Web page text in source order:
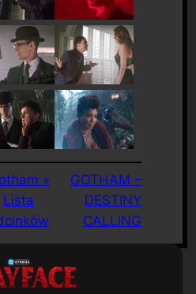
»
Lista
GOTHAM –
DESTINY
CALLING